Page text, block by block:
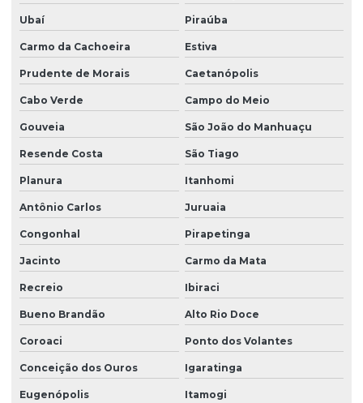
Produtor de grama esmeralda em minas gerais
Produtor de grama esmeralda em paraná
Produtor de grama esmeralda em são paulo
Produtor de grama são carlos
Produtor de grama são carlos em paraná
Produtor de grama são carlos em são paulo
Produtor de leiva de grama
Serviço de hidrossemeadura
Ubaí Piraúba
Carmo da Cachoeira Estiva
Prudente de Morais Caetanópolis
Cabo Verde Campo do Meio
Gouveia São João do Manhuaçu
Resende Costa São Tiago
Planura Itanhomi
Antônio Carlos Juruaia
Congonhal Pirapetinga
Jacinto Carmo da Mata
Recreio Ibiraci
Bueno Brandão Alto Rio Doce
Coroaci Ponto dos Volantes
Conceição dos Ouros Igaratinga
Eugenópolis Itamogi